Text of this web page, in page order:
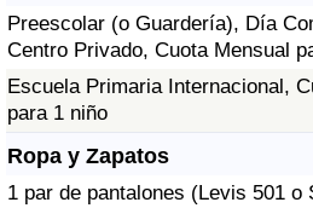
Preescolar (o Guardería), Día
Centro Privado, Cuota Mensual
Escuela Primaria Internacional,
para 1 niño
Ropa y Zapatos
1 par de pantalones (Levis 501 o